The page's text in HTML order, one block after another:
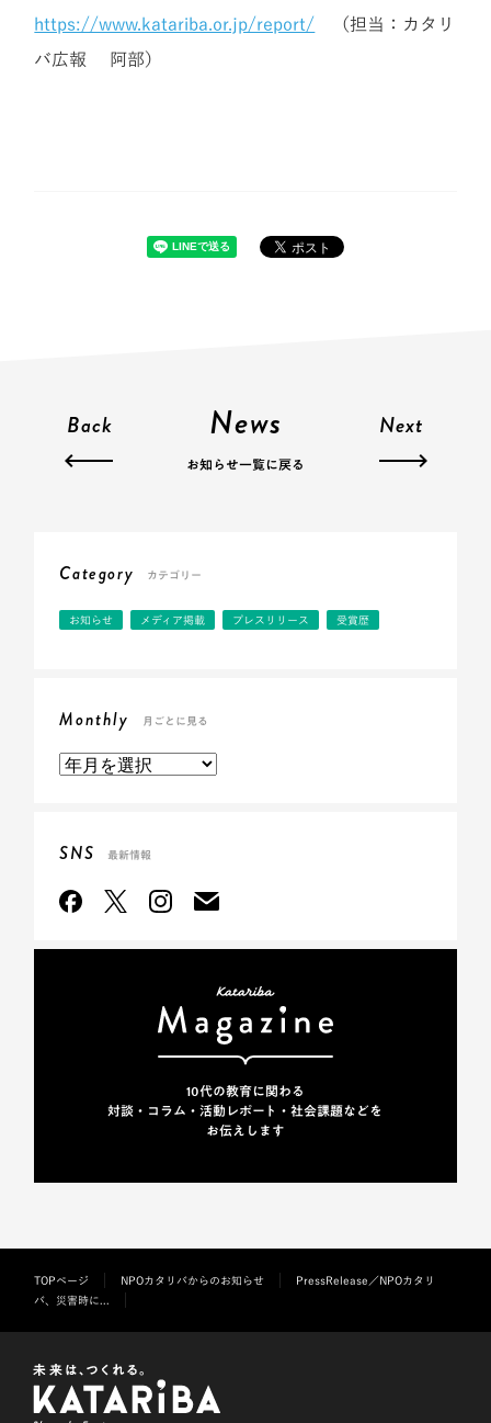
https://www.katariba.or.jp/report/ （担当：カタリ
バ広報 阿部）
Back News
お知らせ一覧に戻る
Next
Category カテゴリー
お知らせ メディア掲載 プレスリリース 受賞歴
Monthly 月ごとに見る
SNS 最新情報
10代の教育に関わる
対談・コラム・活動レポート・社会課題などを
お伝えします
TOPページ NPOカタリバからのお知らせ
PressRelease／NPOカタリ
バ、災害時に...